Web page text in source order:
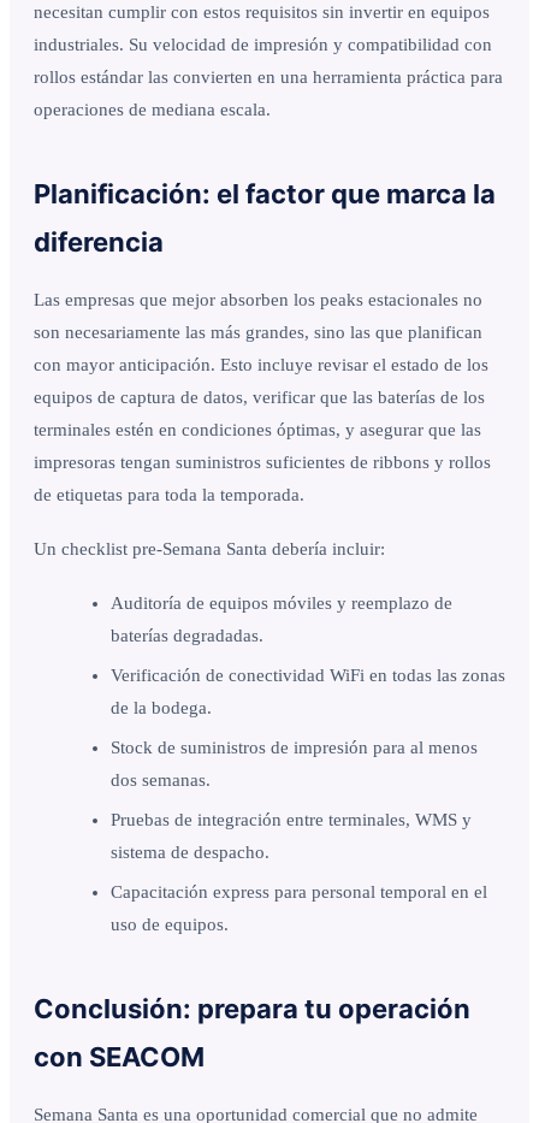
necesitan cumplir con estos requisitos sin invertir en equipos
industriales. Su velocidad de impresión y compatibilidad con
rollos estándar las convierten en una herramienta práctica para
operaciones de mediana escala.
Planificación: el factor que marca la
diferencia
Las empresas que mejor absorben los peaks estacionales no
son necesariamente las más grandes, sino las que planifican
con mayor anticipación. Esto incluye revisar el estado de los
equipos de captura de datos, verificar que las baterías de los
terminales estén en condiciones óptimas, y asegurar que las
impresoras tengan suministros suficientes de ribbons y rollos
de etiquetas para toda la temporada.
Un checklist pre-Semana Santa debería incluir:
Auditoría de equipos móviles y reemplazo de
baterías degradadas.
Verificación de conectividad WiFi en todas las zonas
de la bodega.
Stock de suministros de impresión para al menos
dos semanas.
Pruebas de integración entre terminales, WMS y
sistema de despacho.
Capacitación express para personal temporal en el
uso de equipos.
Conclusión: prepara tu operación
con SEACOM
Semana Santa es una oportunidad comercial que no admite